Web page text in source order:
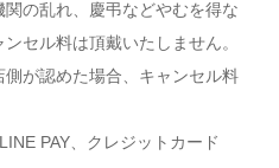
の乱れ、慶弔などやむを得な
セル料は頂戴いたしません。
が認めた場合、キャンセル料
PAY、クレジットカード